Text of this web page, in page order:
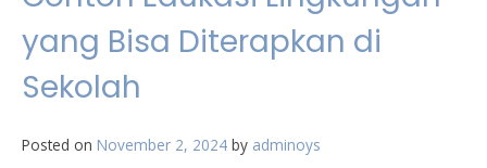
yang Bisa Diterapkan di
Sekolah
Posted on November 2, 2024 by adminoys